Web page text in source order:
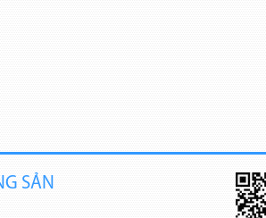
SẢN